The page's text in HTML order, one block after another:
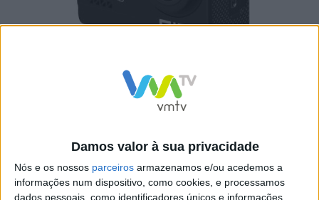
Damos valor à sua privacidade
Nós e os nossos parceiros armazenamos e/ou acedemos a
informações num dispositivo, como cookies, e processamos
dados pessoais, como identificadores únicos e informações